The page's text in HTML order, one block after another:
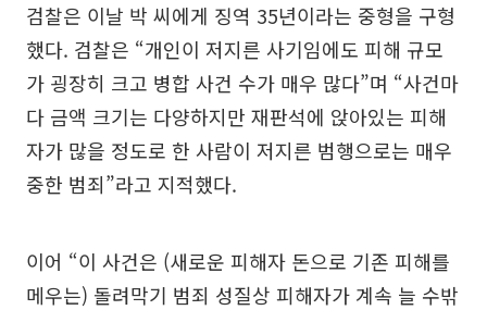
검찰은 이날 박 씨에게 징역 35년이라는 중형을 구형
했다. 검찰은 “개인이 저지른 사기임에도 피해 규모
가 굉장히 크고 병합 사건 수가 매우 많다”며 “사건마
다 금액 크기는 다양하지만 재판석에 앉아있는 피해
자가 많을 정도로 한 사람이 저지른 범행으로는 매우
중한 범죄”라고 지적했다.
이어 “이 사건은 (새로운 피해자 돈으로 기존 피해를
메우는) 돌려막기 범죄 성질상 피해자가 계속 늘 수밖